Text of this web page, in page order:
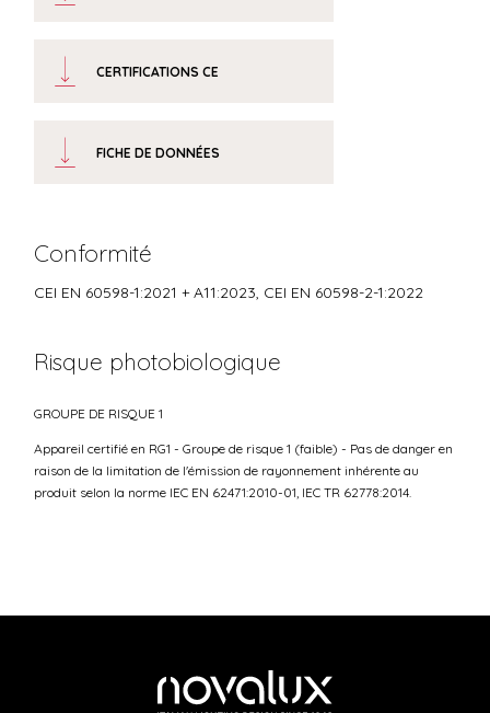
CERTIFICATIONS CE
FICHE DE DONNÉES
Conformité
CEI EN 60598-1:2021 + A11:2023, CEI EN 60598-2-1:2022
Risque photobiologique
GROUPE DE RISQUE 1
Appareil certifié en RG1 - Groupe de risque 1 (faible) - Pas de danger en
raison de la limitation de l'émission de rayonnement inhérente au
produit selon la norme IEC EN 62471:2010-01, IEC TR 62778:2014.